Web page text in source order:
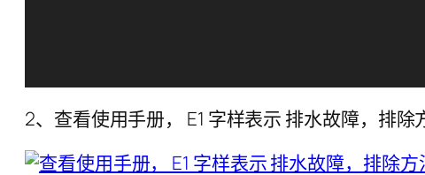
2、查看使用手册， E1 字样表示 排水故障，排